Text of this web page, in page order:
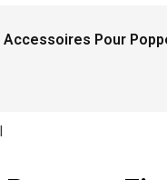
Accessoires Pour